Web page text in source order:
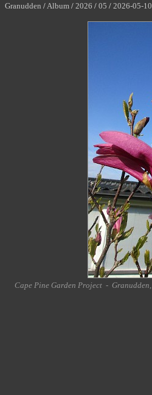
Granudden /Album / 2026 / 05 / 2026-05-10
Cape Pine Garden Project - Granudden,